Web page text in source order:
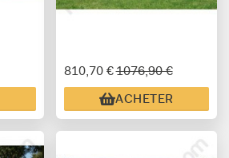
810,70 €1076,90 €
ACHETER